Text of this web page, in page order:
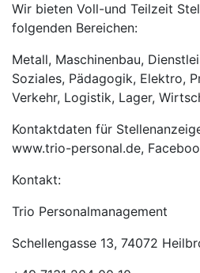
Wir bieten Voll-und Teilzeit
folgenden Bereichen:
Metall, Maschinenbau,
Soziales, Pädagogik, Elektro,
Verkehr, Logistik, Lager,
Kontaktdaten für
www.trio-personal.de,
Kontakt:
Trio Personalmanagement
Schellengasse 13, 74072